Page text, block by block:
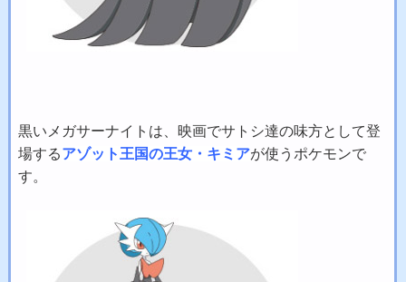
黒いメガサーナイトは、映画でサトシ達の味方として登
場するアゾット王国の王女・キミアが使うポケモンで
す。